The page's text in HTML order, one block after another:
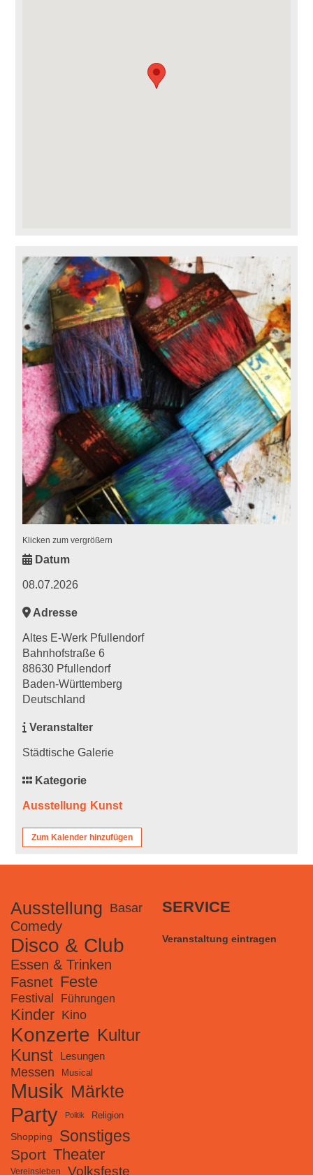
Klicken zum vergrößern
Datum
08.07.2026
Adresse
Altes E-Werk Pfullendorf
Bahnhofstraße 6
88630 Pfullendorf
Baden-Württemberg
Deutschland
Veranstalter
Städtische Galerie
Kategorie
Ausstellung Kunst
Zum Kalender hinzufügen
Ausstellung Basar
Comedy
Disco & Club
Essen & Trinken
Fasnet Feste
Festival Führungen
Kinder Kino
Konzerte Kultur
Kunst
Lesungen
Messen Musical
Musik Märkte
Party Politik Religion
Shopping Sonstiges
Sport Theater
Vereinsleben Volksfeste
SERVICE
Veranstaltung eintragen